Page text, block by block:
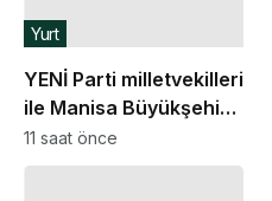
YENİ Parti milletvekilleri
ile Manisa Büyükşehir
Belediye Başkanı
Dutlulu’dan İlksen
Yurt
11 saat önce